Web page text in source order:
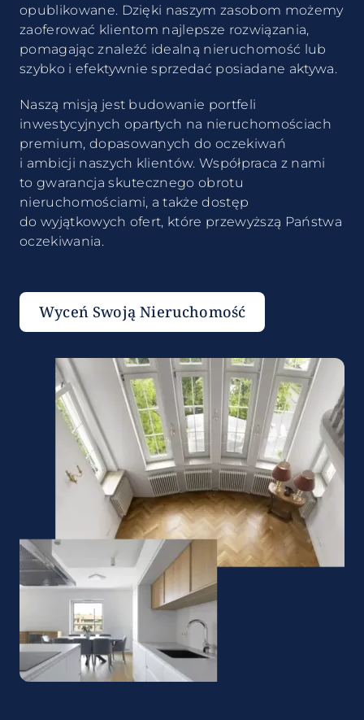
opublikowane. Dzięki naszym zasobom możemy
zaoferować klientom najlepsze rozwiązania,
pomagając znaleźć idealną nieruchomość lub
szybko i efektywnie sprzedać posiadane aktywa.
Naszą misją jest budowanie portfeli
inwestycyjnych opartych na nieruchomościach
premium, dopasowanych do oczekiwań
i ambicji naszych klientów. Współpraca z nami
to gwarancja skutecznego obrotu
nieruchomościami, a także dostęp
do wyjątkowych ofert, które przewyższą Państwa
oczekiwania.
Wyceń Swoją Nieruchomość